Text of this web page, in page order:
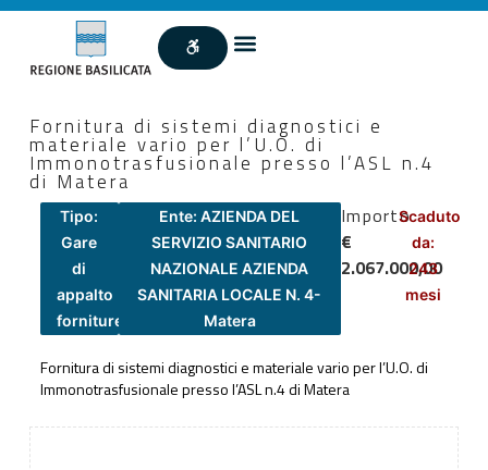
Fornitura di sistemi diagnostici e
materiale vario per l’U.O. di
Immonotrasfusionale presso l’ASL n.4
di Matera
Tipo:
Gare
di
appalto
forniture
Ente: AZIENDA DEL
SERVIZIO SANITARIO
NAZIONALE AZIENDA
SANITARIA LOCALE N. 4-
Matera
Importo
€
2.067.000,00
Scaduto
da:
243
mesi
Fornitura di sistemi diagnostici e materiale vario per l’U.O. di
Immonotrasfusionale presso l’ASL n.4 di Matera